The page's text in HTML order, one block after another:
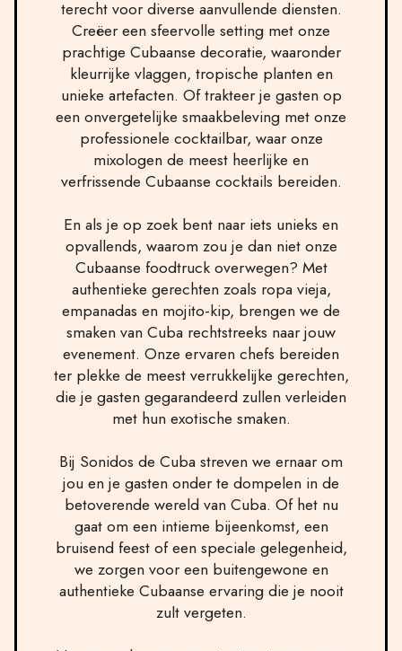
terecht voor diverse aanvullende diensten.
Creëer een sfeervolle setting met onze
prachtige Cubaanse decoratie, waaronder
kleurrijke vlaggen, tropische planten en
unieke artefacten. Of trakteer je gasten op
een onvergetelijke smaakbeleving met onze
professionele cocktailbar, waar onze
mixologen de meest heerlijke en
verfrissende Cubaanse cocktails bereiden.
En als je op zoek bent naar iets unieks en
opvallends, waarom zou je dan niet onze
Cubaanse foodtruck overwegen? Met
authentieke gerechten zoals ropa vieja,
empanadas en mojito-kip, brengen we de
smaken van Cuba rechtstreeks naar jouw
evenement. Onze ervaren chefs bereiden
ter plekke de meest verrukkelijke gerechten,
die je gasten gegarandeerd zullen verleiden
met hun exotische smaken.
Bij Sonidos de Cuba streven we ernaar om
jou en je gasten onder te dompelen in de
betoverende wereld van Cuba. Of het nu
gaat om een intieme bijeenkomst, een
bruisend feest of een speciale gelegenheid,
we zorgen voor een buitengewone en
authentieke Cubaanse ervaring die je nooit
zult vergeten.